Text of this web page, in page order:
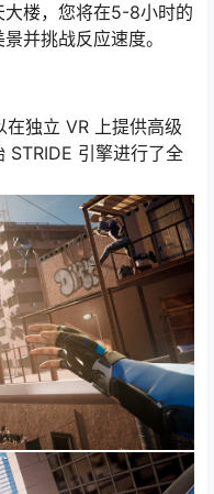
楼，您将在5-8小时的
并挑战反应速度。
在独立 VR 上提供高级
STRIDE 引擎进行了全